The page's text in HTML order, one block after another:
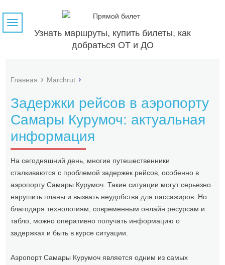
Узнать маршруты, купить билеты, как
добраться ОТ и ДО
Навигация
Главная Marchrut
Задержки рейсов в аэропорту
Самары Курумоч: актуальная
информация
На сегодняшний день, многие путешественники
сталкиваются с проблемой задержек рейсов, особенно в
аэропорту Самары Курумоч. Такие ситуации могут серьезно
нарушить планы и вызвать неудобства для пассажиров. Но
благодаря технологиям, современным онлайн ресурсам и
табло, можно оперативно получать информацию о
задержках и быть в курсе ситуации.
Аэропорт Самары Курумоч является одним из самых